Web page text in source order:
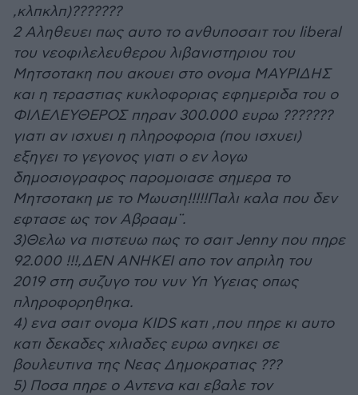
,κλπκλπ)???????
2 Αληθευει πως αυτο το ανθυποσαιτ του liberal
του νεοφιλελευθερου λιβανιστηριου του
Μητσοτακη που ακουει στο ονομα ΜΑΥΡΙΔΗΣ
και η τεραστιας κυκλοφοριας εφημεριδα του ο
ΦΙΛΕΛΕΥΘΕΡΟΣ πηραν 300.000 ευρω ???????
γιατι αν ισχυει η πληροφορια (που ισχυει)
εξηγει το γεγονος γιατι ο εν λογω
δημοσιογραφος παρομοιασε σημερα το
Μητσοτακη με το Μωυση!!!!!Παλι καλα που δεν
εφτασε ως τον Αβρααμ¨.
3)Θελω να πιστευω πως το σαιτ Jenny που πηρε
92.000 !!!,ΔΕΝ ΑΝΗΚΕΙ απο τον απριλη του
2019 στη συζυγο του νυν Υπ Υγειας οπως
πληροφορηθηκα.
4) ενα σαιτ ονομα KIDS κατι ,που πηρε κι αυτο
κατι δεκαδες χιλιαδες ευρω ανηκει σε
βουλευτινα της Νεας Δημοκρατιας ???
5) Ποσα πηρε ο Αντενα και εβαλε τον